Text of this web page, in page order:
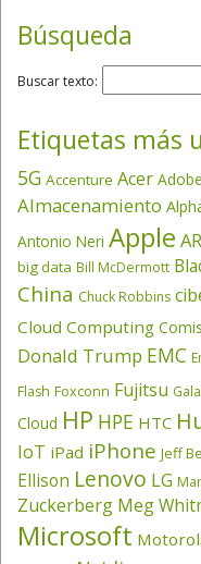
Búsqueda
Buscar texto:
Etiquetas más
5G Accenture Acer Adobe
Almacenamiento
Antonio Neri Apple
big data Bill McDermott
China Chuck Robbins
Cloud Computing
Donald Trump EMC
Flash Foxconn Fujitsu
Cloud HP HPE HTC
IoT iPad iPhone Jeff
Ellison Lenovo LG
Zuckerberg Meg
Microsoft